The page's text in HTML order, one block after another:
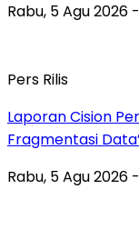
Rabu, 5 Agu 2026
Pers Rilis
Laporan Cision
Fragmentasi
Rabu, 5 Agu 2026